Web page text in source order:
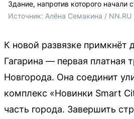
Здание, напротив которого начали
Источник: Алёна Семакина / NN.RU
К новой развязке примкнёт
Гагарина — первая платная
Новгорода. Она соединит
комплекс «Новинки Smart
часть города. Завершить